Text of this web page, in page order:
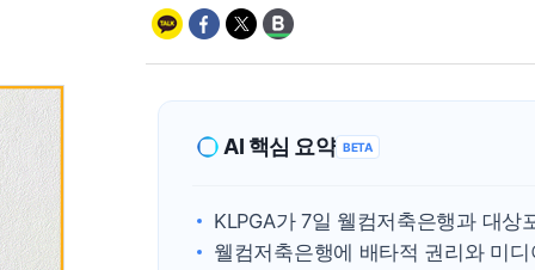
AI 핵심 요약 BETA
KLPGA가 7일 웰컴저축은행과 대상
웰컴저축은행에 배타적 권리와 미